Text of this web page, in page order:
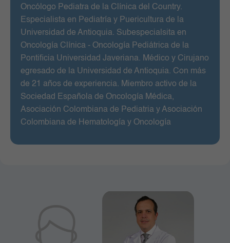
Oncólogo Pediatra de la Clínica del Country.
Especialista en Pediatría y Puericultura de la
Universidad de Antioquia. Subespecialsita en
Oncología Clínica - Oncología Pediátrica de la
Pontificia Universidad Javeriana. Médico y Cirujano
egresado de la Universidad de Antioquia. Con más
de 21 años de experiencia. Miembro activo de la
Sociedad Española de Oncología Médica,
Asociación Colombiana de Pediatria y Asociación
Colombiana de Hematología y Oncología